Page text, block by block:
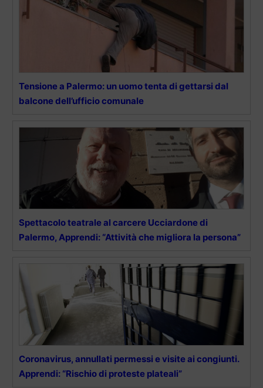
Tensione a Palermo: un uomo tenta di gettarsi dal
balcone dell’ufficio comunale
Spettacolo teatrale al carcere Ucciardone di
Palermo, Apprendi: “Attività che migliora la persona”
Coronavirus, annullati permessi e visite ai congiunti.
Apprendi: “Rischio di proteste plateali”